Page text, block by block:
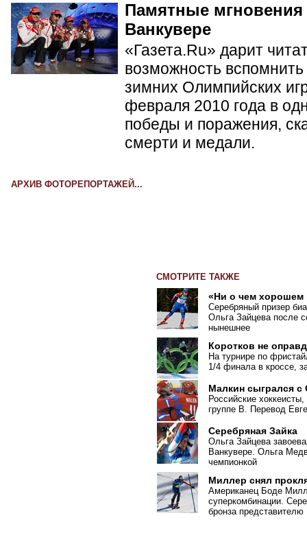
Памятные
Ванкувере
«Газета.Ru» дарит
возможность
зимних Олимпийских
февраля 2010 года в
победы и поражения,
смерти и медали.
АРХИВ ФОТОРЕПОРТАЖЕЙ...
СМОТРИТЕ ТАКЖЕ
«Ни о чем хорошем
Серебряный призер
Ольга Зайцева после
нынешнее
Коротков не
На турнире по
1/4 финала в кроссе,
Малкин сыгрался
Российские
группе B. Перевод
Серебряная Зайка
Ольга Зайцева
Ванкувере. Ольга
чемпионкой
Миллер снял
Американец Боде
суперкомбинации.
бронза представителю